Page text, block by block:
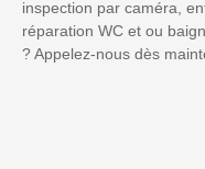
inspection par caméra,
réparation WC et ou
? Appelez-nous dès